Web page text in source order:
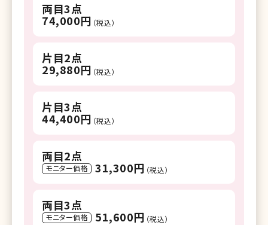
両目3点
74,000円 （税込）
片目2点
29,880円 （税込）
片目3点
44,400円 （税込）
両目2点
モニター価格 31,300円 （税込）
両目3点
モニター価格 51,600円 （税込）